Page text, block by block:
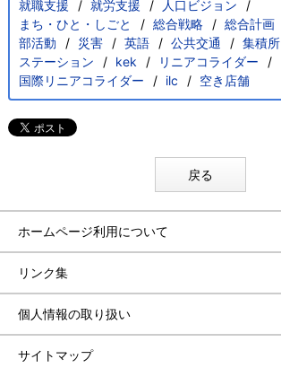
就職支援
就労支援
人口ビジョン
まち・ひと・しごと
総合戦略 総合計画
部活動
災害 英語 公共交通
集積所
ステーション
kek
リニアコライダー
国際リニアコライダー
ilc 空き店舗
戻る
ホームページ利用について
リンク集
個人情報の取り扱い
サイトマップ